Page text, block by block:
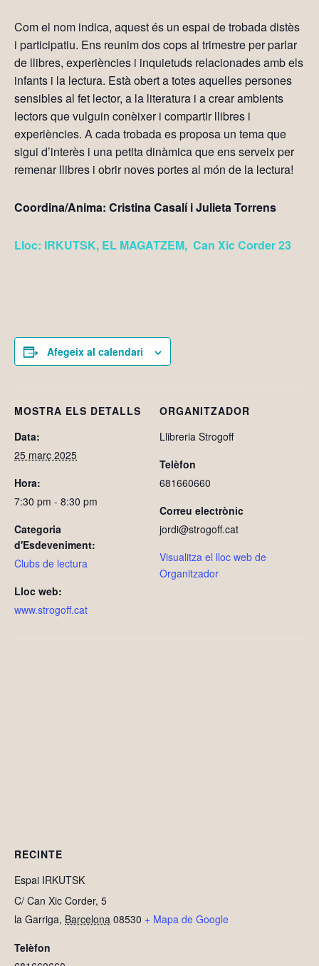
Com el nom indica, aquest és un espai de trobada distès
i participatiu. Ens reunim dos cops al trimestre per parlar
de llibres, experiències i inquietuds relacionades amb els
infants i la lectura. Està obert a totes aquelles persones
sensibles al fet lector, a la literatura i a crear ambients
lectors que vulguin conèixer i compartir llibres i
experiències. A cada trobada es proposa un tema que
sigui d’interès i una petita dinàmica que ens serveix per
remenar llibres i obrir noves portes al món de la lectura!
Coordina/Anima: Cristina Casalí i Julieta Torrens
Lloc: IRKUTSK, EL MAGATZEM, Can Xic Corder 23
Afegeix al calendari
MOSTRA ELS DETALLS
Data:
25 març 2025
Hora:
7:30 pm - 8:30 pm
Categoria
d'Esdeveniment:
Clubs de lectura
Lloc web:
www.strogoff.cat
ORGANITZADOR
Llibreria Strogoff
Telèfon
681660660
Correu electrònic
jordi@strogoff.cat
Visualitza el lloc web de
Organitzador
RECINTE
Espai IRKUTSK
C/ Can Xic Corder, 5
la Garriga, Barcelona 08530 + Mapa de Google
Telèfon